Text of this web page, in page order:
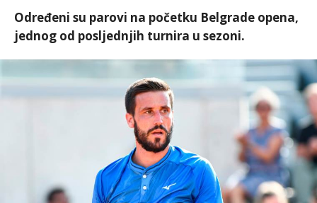
Određeni su parovi na početku Belgrade opena,
jednog od posljednjih turnira u sezoni.